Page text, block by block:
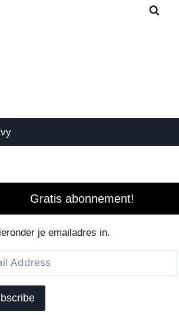
Gratis abonnement!
je emailadres in.